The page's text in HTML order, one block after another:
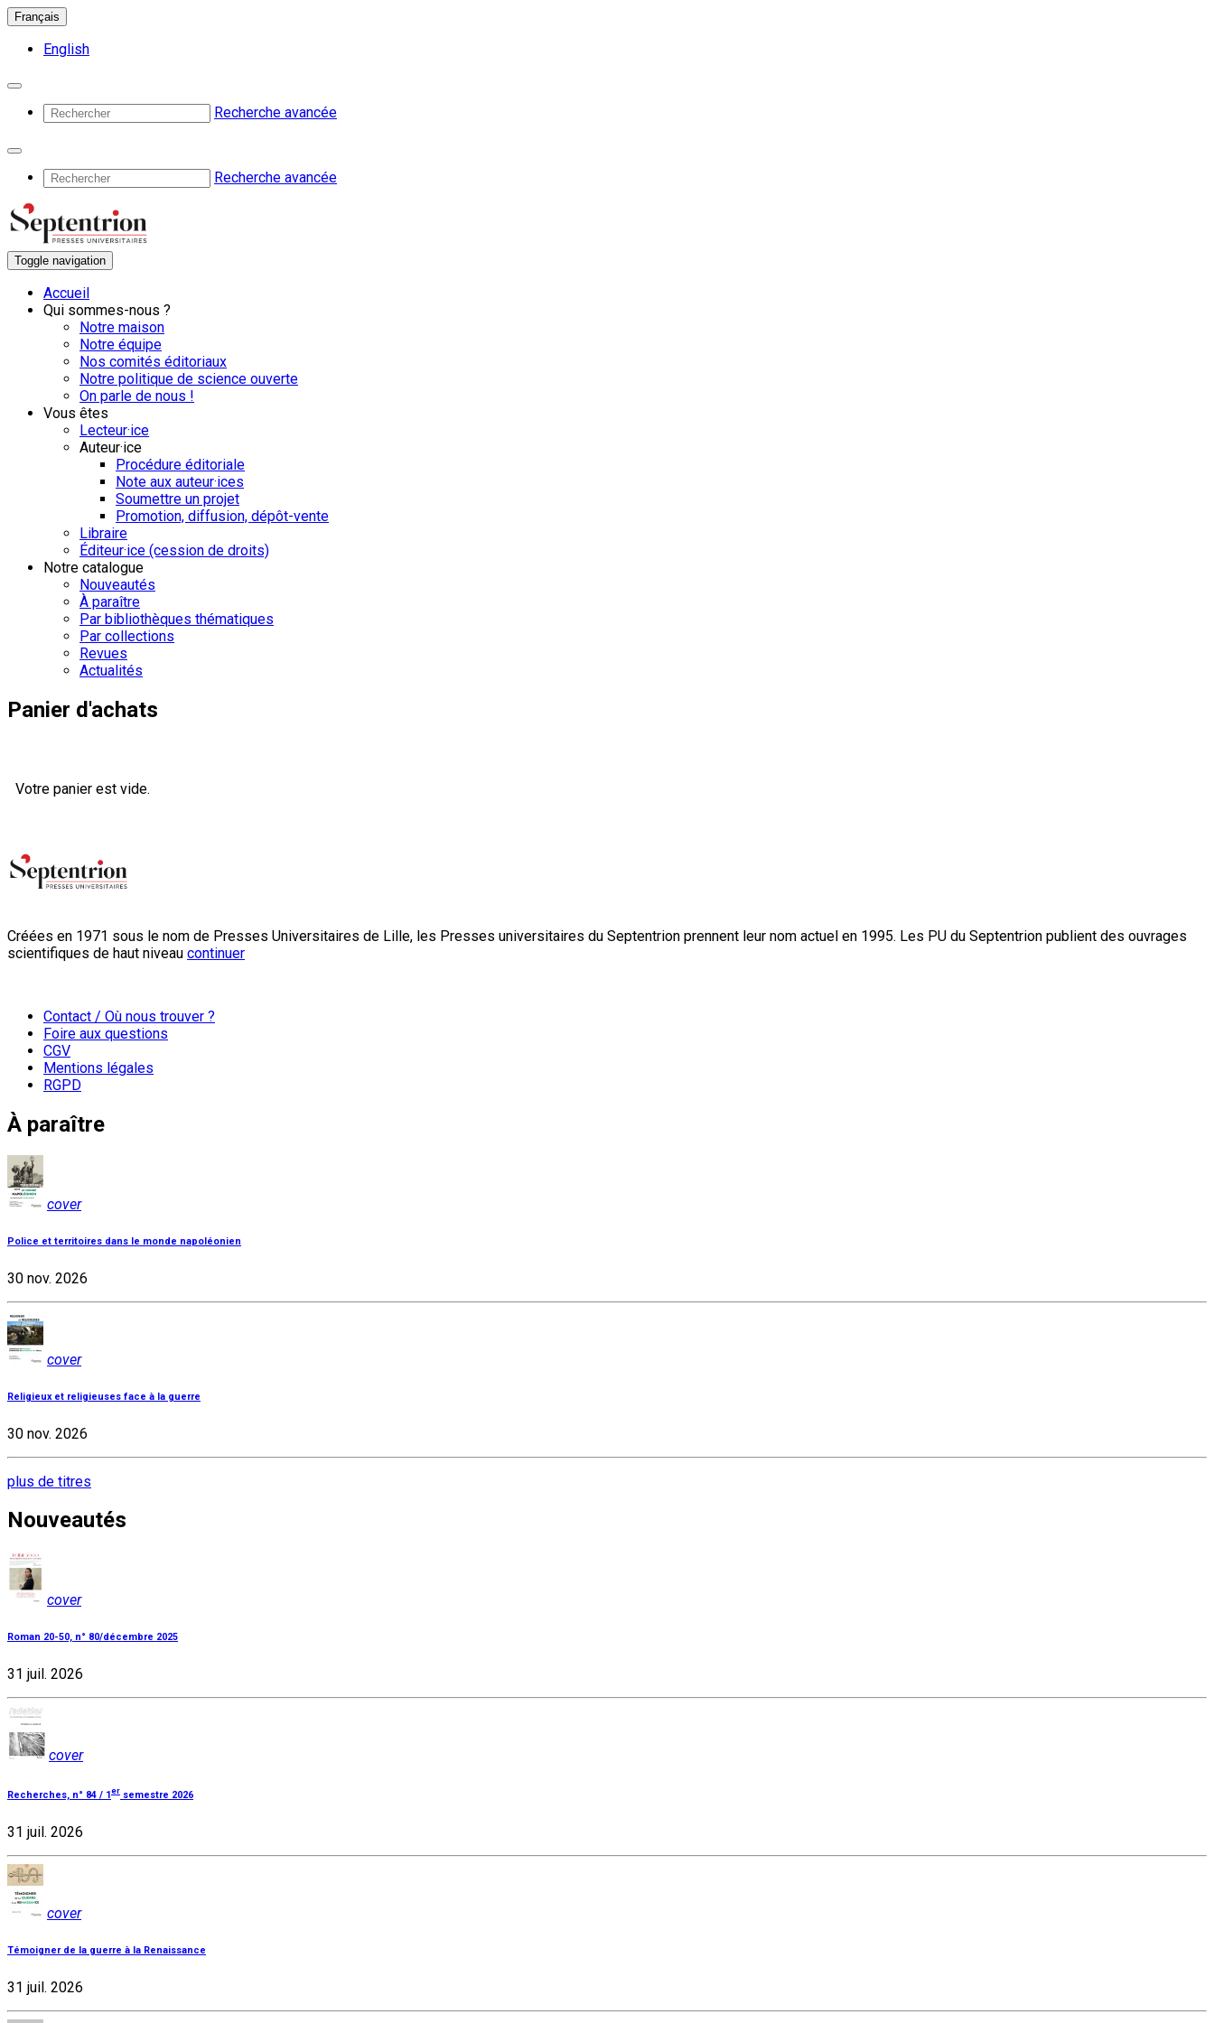
Français
English
Recherche avancée
Recherche avancée
Toggle navigation
Accueil
Qui sommes-nous ?
Notre maison
Notre équipe
Nos comités éditoriaux
Notre politique de science ouverte
On parle de nous !
Vous êtes
Lecteur·ice
Auteur·ice
Procédure éditoriale
Note aux auteur·ices
Soumettre un projet
Promotion, diffusion, dépôt-vente
Libraire
Éditeur·ice (cession de droits)
Notre catalogue
Nouveautés
À paraître
Par bibliothèques thématiques
Par collections
Revues
Actualités
Panier d'achats
Votre panier est vide.
Créées en 1971 sous le nom de Presses Universitaires de Lille, les Presses universitaires du Septentrion prennent leur nom actuel en 1995. Les PU du Septentrion publient des ouvrages
scientifiques de haut niveau continuer
Contact / Où nous trouver ?
Foire aux questions
CGV
Mentions légales
RGPD
À paraître
cover
Police et territoires dans le monde napoléonien
30 nov. 2026
cover
Religieux et religieuses face à la guerre
30 nov. 2026
plus de titres
Nouveautés
cover
Roman 20-50, n° 80/décembre 2025
31 juil. 2026
cover
Recherches, n° 84 / 1er semestre 2026
31 juil. 2026
cover
Témoigner de la guerre à la Renaissance
31 juil. 2026